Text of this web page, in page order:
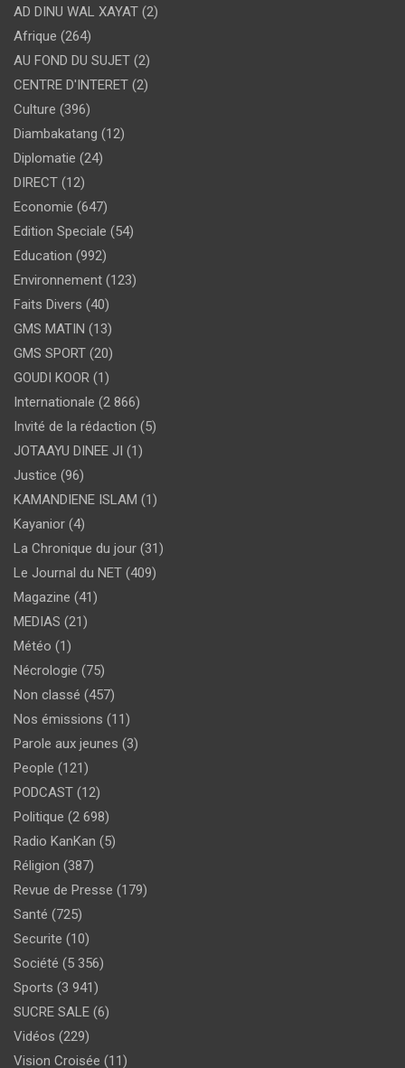
AD DINU WAL XAYAT (2)
Afrique (264)
AU FOND DU SUJET (2)
CENTRE D'INTERET (2)
Culture (396)
Diambakatang (12)
Diplomatie (24)
DIRECT (12)
Economie (647)
Edition Speciale (54)
Education (992)
Environnement (123)
Faits Divers (40)
GMS MATIN (13)
GMS SPORT (20)
GOUDI KOOR (1)
Internationale (2 866)
Invité de la rédaction (5)
JOTAAYU DINEE JI (1)
Justice (96)
KAMANDIENE ISLAM (1)
Kayanior (4)
La Chronique du jour (31)
Le Journal du NET (409)
Magazine (41)
MEDIAS (21)
Météo (1)
Nécrologie (75)
Non classé (457)
Nos émissions (11)
Parole aux jeunes (3)
People (121)
PODCAST (12)
Politique (2 698)
Radio KanKan (5)
Réligion (387)
Revue de Presse (179)
Santé (725)
Securite (10)
Société (5 356)
Sports (3 941)
SUCRE SALE (6)
Vidéos (229)
Vision Croisée (11)